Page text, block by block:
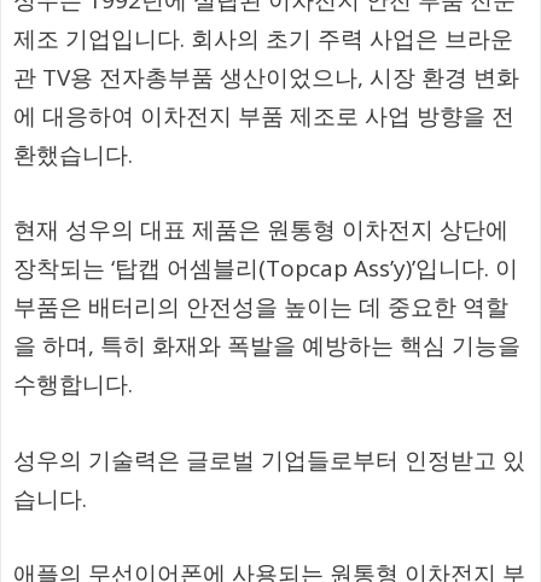
제조 기업입니다. 회사의 초기 주력 사업은 브라운
관 TV용 전자총부품 생산이었으나, 시장 환경 변화
에 대응하여 이차전지 부품 제조로 사업 방향을 전
환했습니다.
현재 성우의 대표 제품은 원통형 이차전지 상단에
장착되는 ‘탑캡 어셈블리(Topcap Ass’y)’입니다. 이
부품은 배터리의 안전성을 높이는 데 중요한 역할
을 하며, 특히 화재와 폭발을 예방하는 핵심 기능을
수행합니다.
성우의 기술력은 글로벌 기업들로부터 인정받고 있
습니다.
애플의 무선이어폰에 사용되는 원통형 이차전지 부